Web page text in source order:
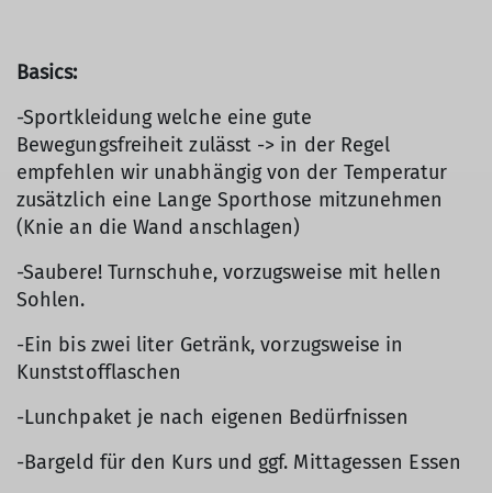
Basics:
-Sportkleidung welche eine gute
Bewegungsfreiheit zulässt -> in der Regel
empfehlen wir unabhängig von der Temperatur
zusätzlich eine Lange Sporthose mitzunehmen
(Knie an die Wand anschlagen)
-Saubere! Turnschuhe, vorzugsweise mit hellen
Sohlen.
-Ein bis zwei liter Getränk, vorzugsweise in
Kunststofflaschen
-Lunchpaket je nach eigenen Bedürfnissen
-Bargeld für den Kurs und ggf. Mittagessen Essen